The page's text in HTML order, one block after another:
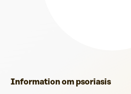
Information om psoriasis